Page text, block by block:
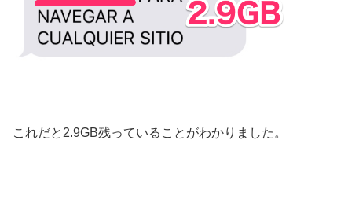
これだと2.9GB残っていることがわかりました。